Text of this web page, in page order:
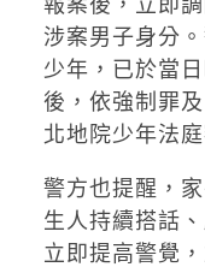
涉案男子身分
少年，已於當
後，依強制罪
北地院少年法庭
警方也提醒，
生人持續搭話
立即提高警覺